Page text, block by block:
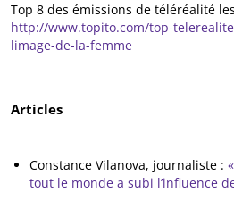
Top 8 des émissions de téléréalité
http://www.topito.com/top-
limage-de-la-femme
Articles
Constance Vilanova, journaliste :
tout le monde a subi l’influence